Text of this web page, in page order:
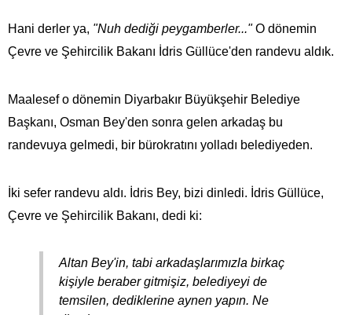
Hani derler ya, "Nuh dediği peygamberler..."O dönemin
Çevre ve Şehircilik Bakanı İdris Güllüce'den randevu aldık.
Maalesef o dönemin Diyarbakır Büyükşehir Belediye
Başkanı, Osman Bey'den sonra gelen arkadaş bu
randevuya gelmedi, bir bürokratını yolladı belediyeden.
İki sefer randevu aldı. İdris Bey, bizi dinledi. İdris Güllüce,
Çevre ve Şehircilik Bakanı, dedi ki:
Altan Bey'in, tabi arkadaşlarımızla birkaç
kişiyle beraber gitmişiz, belediyeyi de
temsilen, dediklerine aynen yapın. Ne